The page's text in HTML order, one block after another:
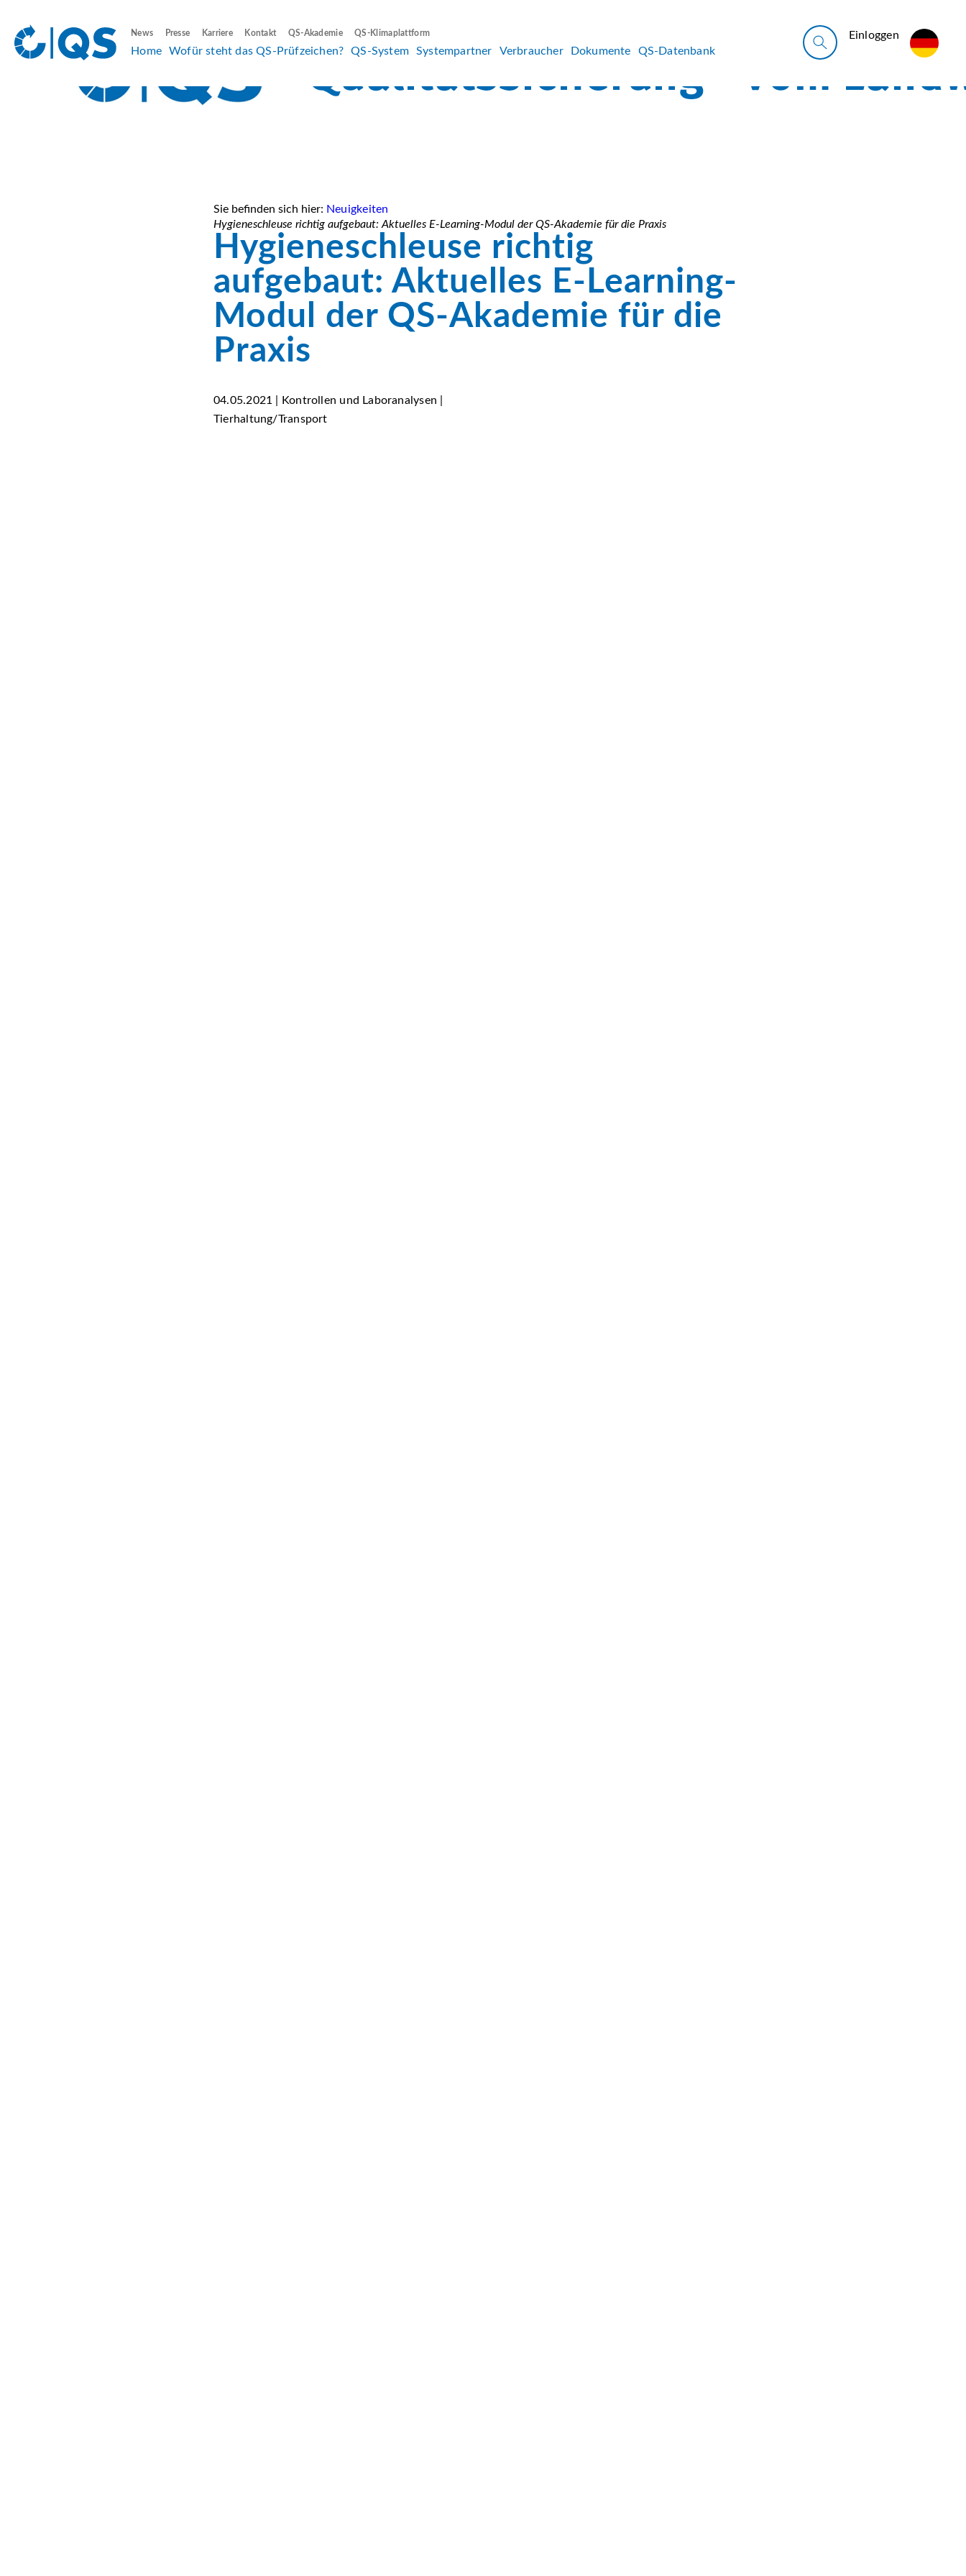
News Presse Karriere Kontakt QS-Akademie QS-Klimaplattform
Home Wofür steht das QS-Prüfzeichen? QS-System Systempartner Verbraucher Dokumente QS-Datenbank
Ein­log­gen
Sie befinden sich hier: Neuigkeiten
Hygieneschleuse richtig aufgebaut: Aktuelles E-Learning-Modul der QS-Akademie für die Praxis
Hygieneschleuse richtig
aufgebaut: Aktuelles E-Learning-
Modul der QS-Akademie für die
Praxis
04.05.2021 | Kontrollen und Laboranalysen |
Tierhaltung/Transport